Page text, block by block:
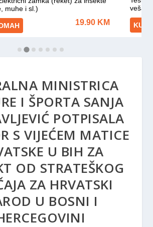
MINISTRICA
I ŠPORTA SANJA
POTPISALA
S VIJEĆEM MATICE
U BIH ZA
OD STRATEŠKOG
ZA HRVATSKI
U BOSNI I